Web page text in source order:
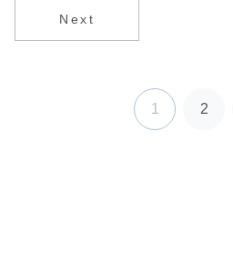
らけの写真にな
Next
1 2